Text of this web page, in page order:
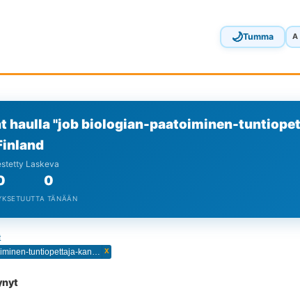
🌙Tumma A
haulla "job biologian-paatoiminen-
Laskeva
0
UUTTA TÄNÄÄN
x